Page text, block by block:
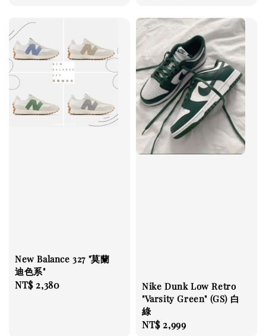
New Balance 327 "莫蘭
迪色系"
Regular
NT$ 2,380
Nike Dunk Low Retro
"Varsity Green" (GS) 白
綠
Regular
NT$ 2,999